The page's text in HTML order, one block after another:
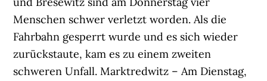
Menschen schwer verletzt worden. Als die
Fahrbahn gesperrt wurde und es sich wieder
zurückstaute, kam es zu einem zweiten
schweren Unfall. Marktredwitz – Am Dienstag,